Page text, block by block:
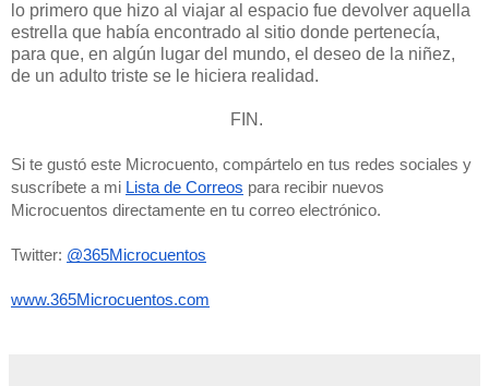
lo primero que hizo al viajar al espacio fue devolver aquella
estrella que había encontrado al sitio donde pertenecía,
para que, en algún lugar del mundo, el deseo de la niñez,
de un adulto triste se le hiciera realidad.
FIN.
Si te gustó este Microcuento, compártelo en tus redes sociales y
suscríbete a mi Lista de Correos para recibir nuevos
Microcuentos directamente en tu correo electrónico.
Twitter: @365Microcuentos
www.365Microcuentos.com